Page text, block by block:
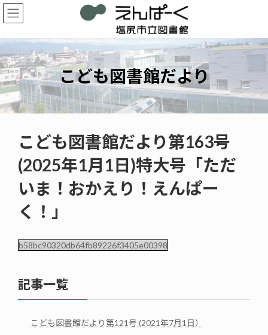
コ
ン
ン
ツ
へ
ス
キ
ッ
プ
ナ
ビ
ー
シ
ョ
ン
に
移
動
こども図書館だより
こども図書館だより第163号
(2025年1月1日)特大号「ただ
いま！おかえり！えんぱー
く！」
b58bc90320db64fb89226f3405e00398
記事一覧
こども図書館だより第121号 (2021年7月1日）